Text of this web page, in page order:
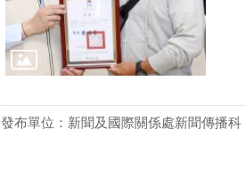
發布單位：新聞及國際關係處新聞傳播科